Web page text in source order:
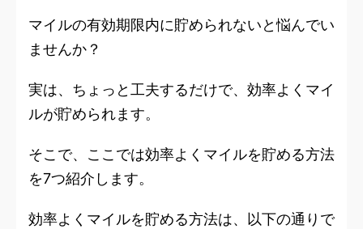
マイルの有効期限内に貯められないと悩んでい
ませんか ？
実は、ちょっと工夫するだけで、効率よくマイ
ルが貯められます。
そこで、ここでは効率よくマイルを貯める方法
を7つ紹介します。
効率よくマイルを貯める方法は、以下の通りで